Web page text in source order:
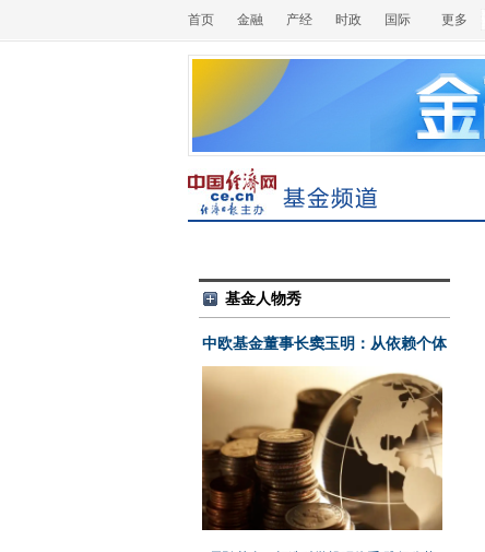
首页 金融 产经 时政 国际 更多
基金人物秀
中欧基金董事长窦玉明：从依赖个体
到信赖体系 打造可持续阿尔法大平
台